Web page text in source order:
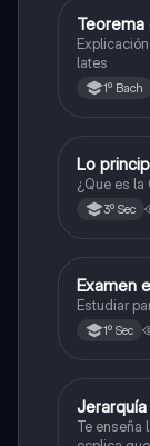
lates
1º Bach
Química
Lo
¿Que es la
3º Sec
Español
Examen
Estudiar
1º Sec
Te enseña